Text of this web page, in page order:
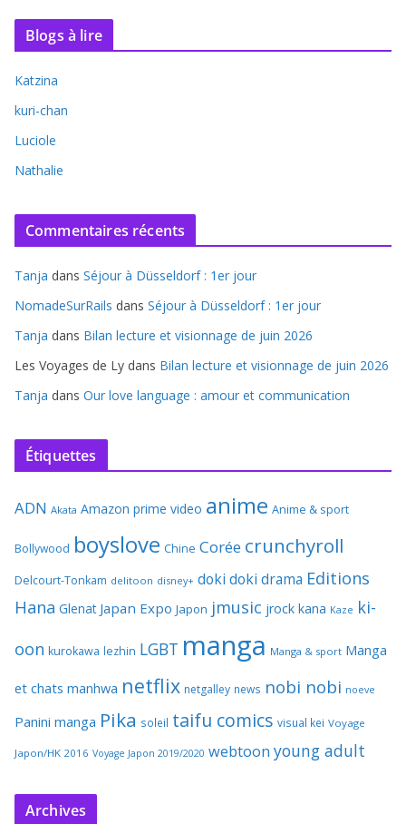
Blogs à lire
Katzina
kuri-chan
Luciole
Nathalie
Commentaires récents
Tanja dans Séjour à Düsseldorf : 1er jour
NomadeSurRails dans Séjour à Düsseldorf : 1er jour
Tanja dans Bilan lecture et visionnage de juin 2026
Les Voyages de Ly dans Bilan lecture et visionnage de juin 2026
Tanja dans Our love language : amour et communication
Étiquettes
ADN Akata Amazon prime video anime Anime & sport
Bollywood boyslove Chine Corée crunchyroll
Delcourt-Tonkam delitoon disney+ doki doki drama Editions
Hana Glenat Japan Expo Japon jmusic jrock kana Kaze ki-
oon kurokawa lezhin LGBT manga Manga & sport Manga
et chats manhwa netflix netgalley news nobi nobi noeve
Panini manga Pika soleil taifu comics visual kei Voyage
Japon/HK 2016 Voyage Japon 2019/2020 webtoon young adult
Archives